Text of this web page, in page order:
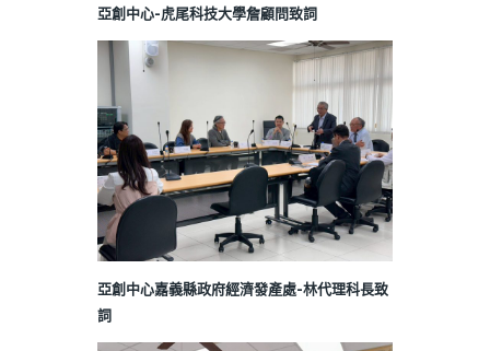
亞創中心-虎尾科技大學詹顧問致詞
亞創中心嘉義縣政府經濟發產處-林代理科長致
詞